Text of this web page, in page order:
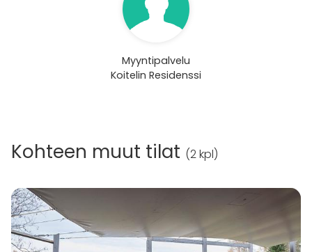
Myyntipalvelu
Koitelin Residenssi
Kohteen muut tilat (2 kpl)